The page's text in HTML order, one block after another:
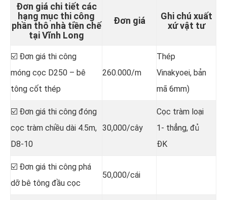
Đơn giá chi tiết các
hạng mục thi công
phần thô nhà tiền chế
tại Vĩnh Long
Đơn giá
Ghi chú xuất
xứ vật tư
☑️ Đơn giá thi công
móng cọc D250 – bê
tông cốt thép
260.000/m
Thép
Vinakyoei, bản
mã 6mm)
☑️ Đơn giá thi công đóng
cọc tràm chiều dài 4.5m,
D8-10
30,000/cây
Cọc tràm loại
1- thẳng, đủ
ĐK
☑️ Đơn giá thi công phá
dỡ bê tông đầu cọc
50,000/cái